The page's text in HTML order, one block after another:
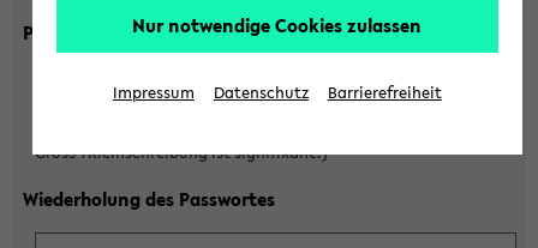
Passwort
Gross-/Kleinschreibung ist signifikant!)
Wiederholung des Passwortes
Nur notwendige Cookies zulassen
Impressum Datenschutz Barrierefreiheit